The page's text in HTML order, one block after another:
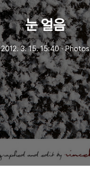
눈 얼음
2012. 3. 15. 15:40ㆍPhotos